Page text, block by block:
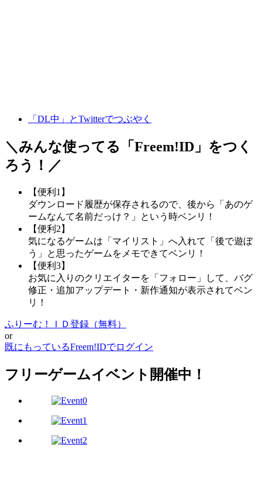
「DL中」とTwitterでつぶやく
＼みんな使ってる「 Freem!ID 」をつく
ろう！／
【便利1】
ダウンロード履歴が保存されるので、後から「あのゲ
ームなんて名前だっけ？」という時ベンリ！
【便利2】
気になるゲームは「マイリスト」へ入れて「後で遊ぼ
う」と思ったゲームをメモできてベンリ！
【便利3】
お気に入りのクリエイターを「フォロー」して、バグ
修正・追加アップデート・新作通知が表示されてベン
リ！
ふりーむ！ＩＤ登録（無料）
or
既にもっているFreem!IDでログイン
フリーゲームイベント開催中！